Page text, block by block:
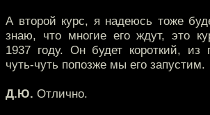
А второй курс, я надеюсь тоже
знаю, что многие его ждут, это
1937 году. Он будет короткий, из
чуть-чуть попозже мы его запустим.
Д.Ю. Отлично.